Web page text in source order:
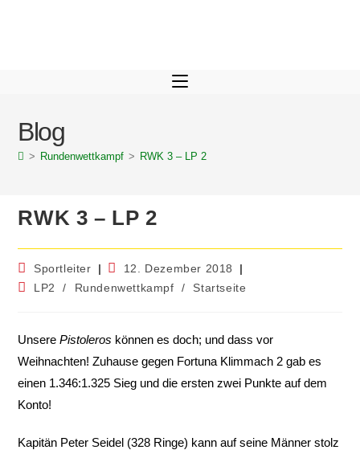
Blog
> Rundenwettkampf > RWK 3 – LP 2
RWK 3 – LP 2
Sportleiter
12. Dezember 2018
LP2
/ Rundenwettkampf / Startseite
UnserePistoleros können es doch; und dass vor
Weihnachten! Zuhause gegen Fortuna Klimmach 2 gab es
einen 1.346:1.325 Sieg und die ersten zwei Punkte auf dem
Konto!
Kapitän Peter Seidel (328 Ringe) kann auf seine Männer stolz